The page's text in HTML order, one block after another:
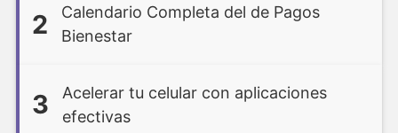
2
Calendario Completa del de Pagos
Bienestar
3
Acelerar tu celular con aplicaciones
efectivas